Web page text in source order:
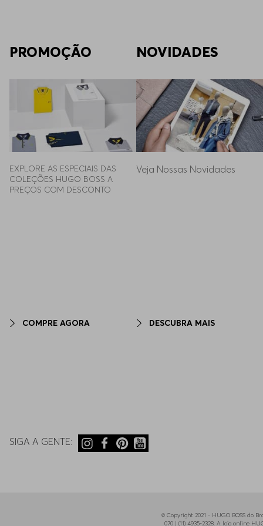
PROMOÇÃO
EXPLORE AS ESPECIAIS DAS
COLEÇÕES HUGO BOSS A
PREÇOS COM DESCONTO
COMPRE AGORA
NOVIDADES
Veja Nossas Novidades
DESCUBRA MAIS
SIGA A GENTE:
© Copyright 2021 - HUGO BOSS do
070 | (11) 4935-2328. A loja online